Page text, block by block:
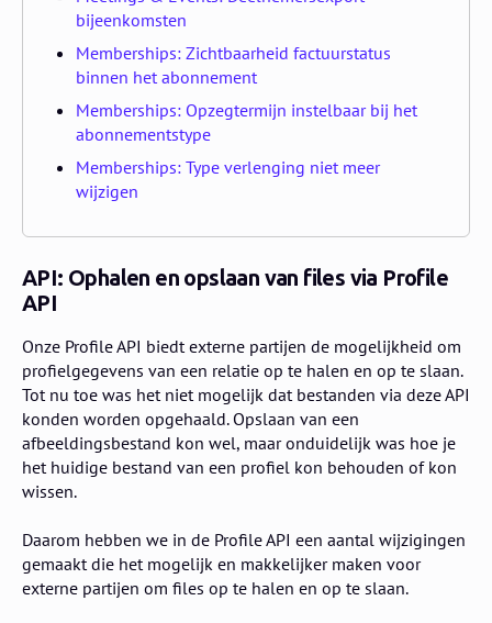
bijeenkomsten
Memberships: Zichtbaarheid factuurstatus
binnen het abonnement
Memberships: Opzegtermijn instelbaar bij het
abonnementstype
Memberships: Type verlenging niet meer
wijzigen
API: Ophalen en opslaan van files via Profile
API
Onze Profile API biedt externe partijen de mogelijkheid om
profielgegevens van een relatie op te halen en op te slaan.
Tot nu toe was het niet mogelijk dat bestanden via deze API
konden worden opgehaald. Opslaan van een
afbeeldingsbestand kon wel, maar onduidelijk was hoe je
het huidige bestand van een profiel kon behouden of kon
wissen.
Daarom hebben we in de Profile API een aantal wijzigingen
gemaakt die het mogelijk en makkelijker maken voor
externe partijen om files op te halen en op te slaan.